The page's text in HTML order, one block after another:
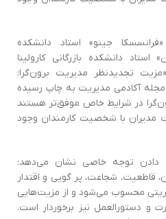
جینو» استاد دانشکده
استاد دانشکده بازرگانی کارولینا
تجدیدنظر مدیریت برون‌گرا:
آکادمي ‌مدیریت به چاپ رسیده
در شرایط خاص موفق‌تر هستند
مدیران با شخصیت کارمندان وجود
دادن توجه خاصی نشان می‌دهد:
قاطعیت‌، شجاعت‌، پر گویی و اقتدار
محسوب می‌شود و از مزیت‌هایی
و دستورالعمل نیز برخوردار است.